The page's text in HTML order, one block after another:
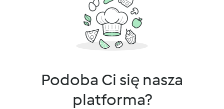
Podoba Ci się nasza
platforma?